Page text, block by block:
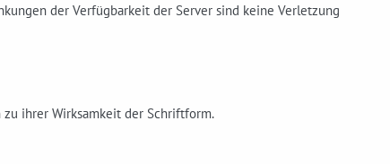
der Verfügbarkeit der Server sind keine Verletzung
ihrer Wirksamkeit der Schriftform.